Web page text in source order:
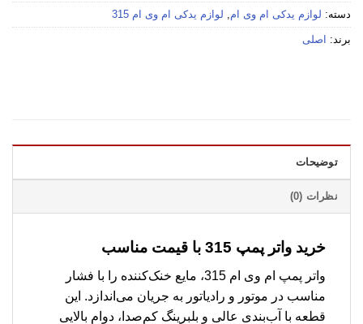
دسته: لوازم یدکی ام وی ام, لوازم یدکی ام وی ام 315
برند: اصلی
توضیحات
نظرات (0)
خرید واتر پمپ 315 با قیمت مناسب
واتر پمپ ام وی ام 315، مایع خنک‌کننده را با فشار
مناسب در موتور و رادیاتور به جریان می‌اندازد. این
قطعه با آب‌بندی عالی و بلبرینگ کم‌صدا، دوام بالایی